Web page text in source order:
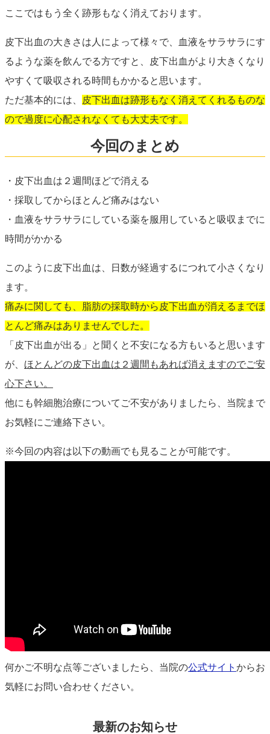
ここではもう全く跡形もなく消えております。
皮下出血の大きさは人によって様々で、血液をサラサラにす
るような薬を飲んでる方ですと、皮下出血がより大きくなり
やすくて吸収される時間もかかると思います。
ただ基本的には、
皮下出血は跡形もなく消えてくれるものな
ので過度に心配されなくても大丈夫です。
今回のまとめ
・皮下出血は２週間ほどで消える
・採取してからほとんど痛みはない
・血液をサラサラにしている薬を服用していると吸収までに
時間がかかる
このように皮下出血は、日数が経過するにつれて小さくなり
ます。
痛みに関しても、脂肪の採取時から皮下出血が消えるまでほ
とんど痛みはありませんでした。
「皮下出血が出る」と聞くと不安になる方もいると思います
が、 ほとんどの皮下出血は２週間もあれば消えますのでご安
心下さい。
他にも幹細胞治療についてご不安がありましたら、当院まで
お気軽にご連絡下さい。
※今回の内容は以下の動画でも見ることが可能です。
何かご不明な点等ございましたら、当院の公式サイト からお
気軽にお問い合わせください。
最新のお知らせ